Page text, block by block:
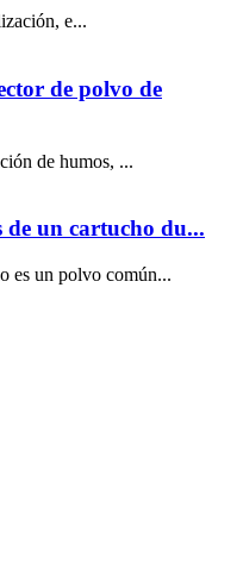
e...
de polvo de
de humos, ...
de un cartucho du...
es un polvo común...